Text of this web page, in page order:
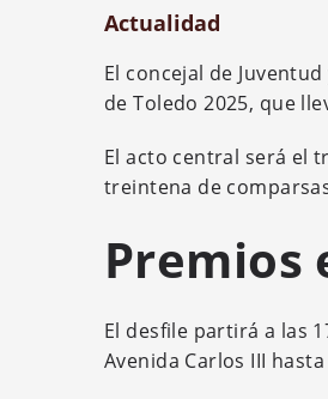
Actualidad
El concejal de Juventud
de Toledo 2025, que
El acto central será el
treintena de
Premios
El desfile partirá a las
Avenida Carlos III